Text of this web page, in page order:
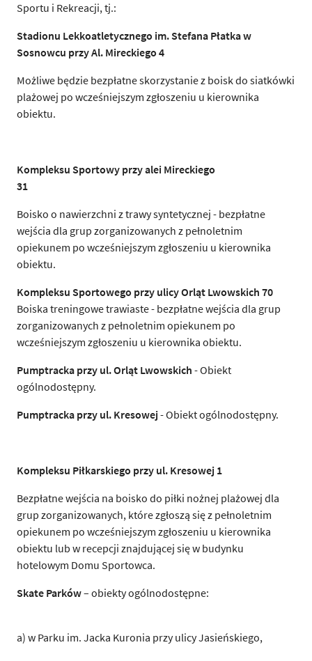
Sportu i Rekreacji, tj.:
Stadionu Lekkoatletycznego im. Stefana Płatka w
Sosnowcu przy Al. Mireckiego 4
Możliwe będzie bezpłatne skorzystanie z boisk do siatkówki
plażowej po wcześniejszym zgłoszeniu u kierownika
obiektu.
Kompleksu Sportowy przy alei Mireckiego
31
Boisko o nawierzchni z trawy syntetycznej - bezpłatne
wejścia dla grup zorganizowanych z pełnoletnim
opiekunem po wcześniejszym zgłoszeniu u kierownika
obiektu.
Kompleksu Sportowego przy ulicy Orląt Lwowskich 70
Boiska treningowe trawiaste - bezpłatne wejścia dla grup
zorganizowanych z pełnoletnim opiekunem po
wcześniejszym zgłoszeniu u kierownika obiektu.
Pumptracka przy ul. Orląt Lwowskich - Obiekt
ogólnodostępny.
Pumptracka przy ul. Kresowej- Obiekt ogólnodostępny.
Kompleksu Piłkarskiego przy ul. Kresowej 1
Bezpłatne wejścia na boisko do piłki nożnej plażowej dla
grup zorganizowanych, które zgłoszą się z pełnoletnim
opiekunem po wcześniejszym zgłoszeniu u kierownika
obiektu lub w recepcji znajdującej się w budynku
hotelowym Domu Sportowca.
Skate Parków– obiekty ogólnodostępne:
a) w Parku im. Jacka Kuronia przy ulicy Jasieńskiego,